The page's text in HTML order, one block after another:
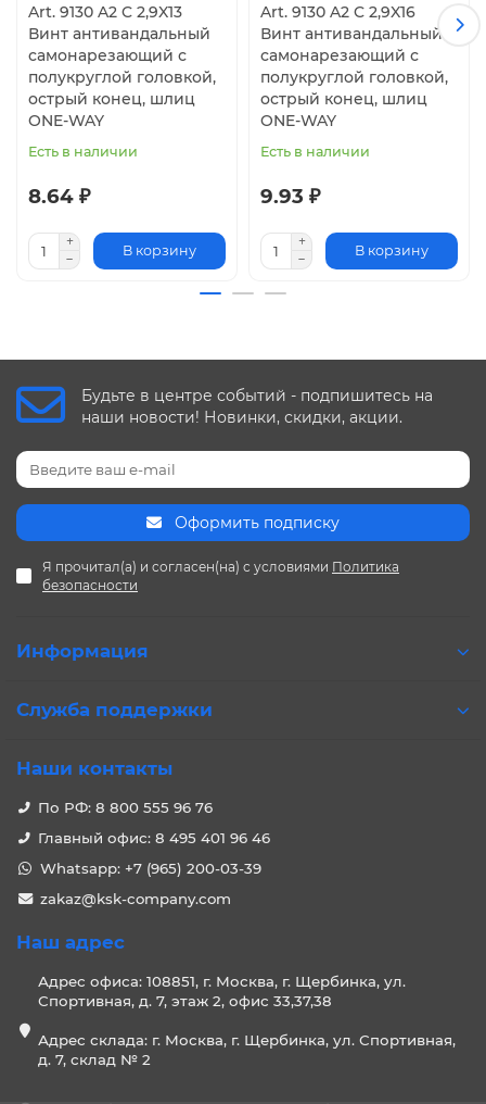
Art. 9130 A2 C 2,9X13
Винт антивандальный
самонарезающий с
полукруглой головкой,
острый конец, шлиц
ONE-WAY
Есть в наличии
8.64 ₽
В корзину
Art. 9130 A2 C 2,9X16
Винт антивандальный
самонарезающий с
полукруглой головкой,
острый конец, шлиц
ONE-WAY
Есть в наличии
9.93 ₽
В корзину
Будьте в центре событий - подпишитесь на
наши новости! Новинки, скидки, акции.
Оформить подписку
Я прочитал(а) и согласен(на) с условиями Политика
безопасности
Информация
Служба поддержки
Наши контакты
По РФ: 8 800 555 96 76
Главный офис: 8 495 401 96 46
Whatsapp: +7 (965) 200-03-39
zakaz@ksk-company.com
Наш адрес
Адрес офиса: 108851, г. Москва, г. Щербинка, ул.
Спортивная, д. 7, этаж 2, офис 33,37,38
Адрес склада: г. Москва, г. Щербинка, ул. Спортивная,
д. 7, склад № 2